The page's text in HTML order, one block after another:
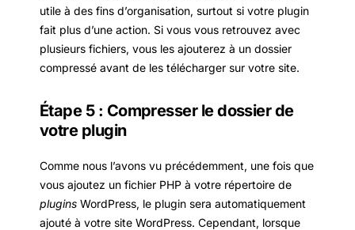
utile à des fins d’organisation, surtout si votre plugin
fait plus d’une action. Si vous vous retrouvez avec
plusieurs fichiers, vous les ajouterez à un dossier
compressé avant de les télécharger sur votre site.
Étape 5 : Compresser le dossier de
votre plugin
Comme nous l’avons vu précédemment, une fois que
vous ajoutez un fichier PHP à votre répertoire de
plugins WordPress, le plugin sera automatiquement
ajouté à votre site WordPress. Cependant, lorsque